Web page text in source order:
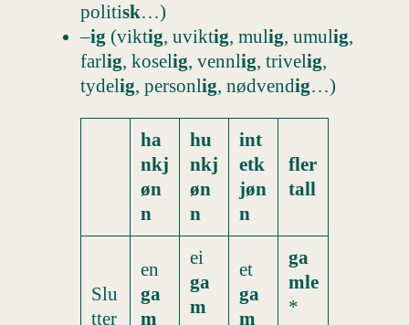
politisk…)
–ig (viktig, uviktig, mulig, umulig,
farlig, koselig, vennlig, trivelig,
tydelig, personlig, nødvendig…)
ha
nkj
øn
n
hu
nkj
øn
n
int
etk
jøn
n
fler
tall
Slu
tter
en
ga
m
ei
ga
m
et
ga
m
ga
mle
*